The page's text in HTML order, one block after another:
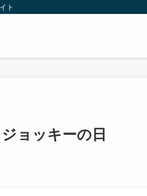
ト
ョッキーの日